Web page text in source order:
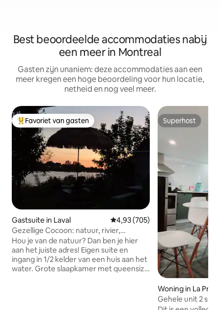
Best beoordeelde accommodaties nabij
een meer in Montreal
Gasten zijn unaniem: deze accommodaties aan een
meer kregen een hoge beoordeling voor hun locatie,
netheid en nog veel meer.
Topfavoriet van gasten
Favoriet van gasten
Gastsuite in Laval Gemiddelde beoordeling van
4,93 (705)
Gezellige Cocoon: natuur, rivier,
barbecue en parkeerplaats
Hou je van de natuur? Dan ben je hier
aan het juiste adres! Eigen suite en
ingang in 1/2 kelder van een huis aan het
water. Grote slaapkamer met queensize
Superhost
Superhost
Woning in La
Gehele unit 2
10 minuten naar